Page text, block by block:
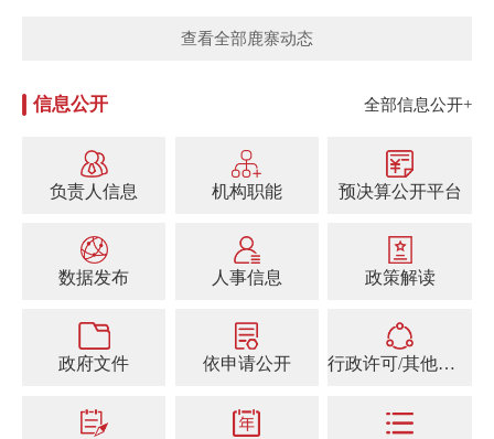
查看全部鹿寨动态【防溺水】拒绝野泳、小心被骗！鹿寨这个安全课堂干货满满
信息公开 全部信息公开+
负责人信息 机构职能 预决算公开平台
数据发布 人事信息 政策解读
政府文件 依申请公开 行政许可/其他对外管理服务事项